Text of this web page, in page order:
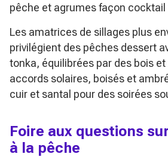
pêche et agrumes façon cocktail
Les amatrices de sillages plus
privilégient des pêches dessert
tonka, équilibrées par des bois
accords solaires, boisés et
cuir et santal pour des soirées
Foire aux questions
à la pêche